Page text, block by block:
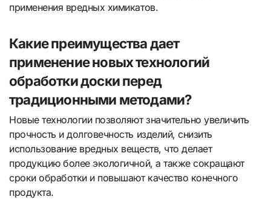
применения вредных химикатов.
Какие преимущества дает
применение новых технологий
обработки доски перед
традиционными методами?
Новые технологии позволяют значительно увеличить
прочность и долговечность изделий, снизить
использование вредных веществ, что делает
продукцию более экологичной, а также сокращают
сроки обработки и повышают качество конечного
продукта.